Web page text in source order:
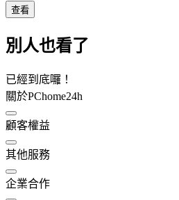
查看
別人也看了
已經到底囉！
關於PChome24h
顧客權益
其他服務
企業合作